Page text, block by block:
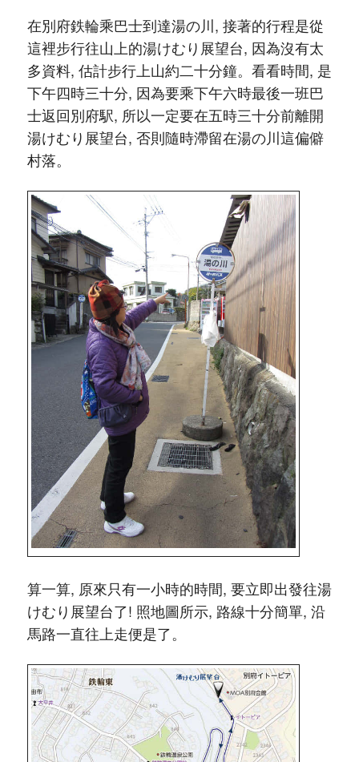
在別府鉄輪乘巴士到達湯の川, 接著的行程是從
這裡步行往山上的湯けむり展望台, 因為沒有太
多資料, 估計步行上山約二十分鐘。看看時間, 是
下午四時三十分, 因為要乘下午六時最後一班巴
士返回別府駅, 所以一定要在五時三十分前離開
湯けむり展望台, 否則隨時滯留在湯の川這偏僻
村落。
算一算, 原來只有一小時的時間, 要立即出發往湯
けむり展望台了! 照地圖所示, 路線十分簡單, 沿
馬路一直往上走便是了。